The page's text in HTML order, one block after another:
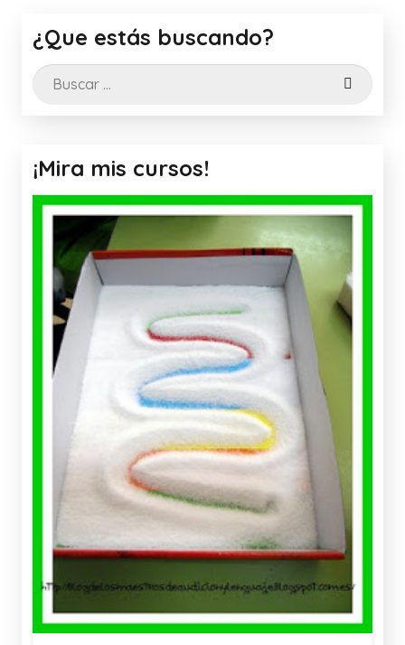
¿Que estás buscando?
Buscar:
¡Mira mis cursos!